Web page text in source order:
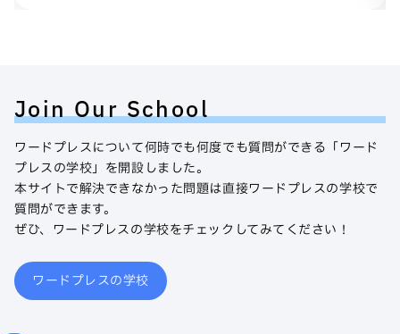
Join Our School
ワードプレスについて何時でも何度でも質問ができる「ワード
プレスの学校」を開設しました。
本サイトで解決できなかった問題は直接ワードプレスの学校で
質問ができます。
ぜひ、ワードプレスの学校をチェックしてみてください！
ワードプレスの学校